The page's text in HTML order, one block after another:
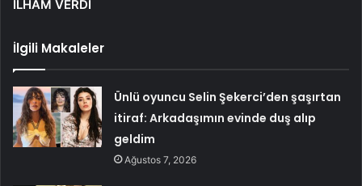
İLHAM VERDİ
İlgili Makaleler
Ünlü oyuncu Selin Şekerci’den şaşırtan
itiraf: Arkadaşımın evinde duş alıp
geldim
Ağustos 7, 2026